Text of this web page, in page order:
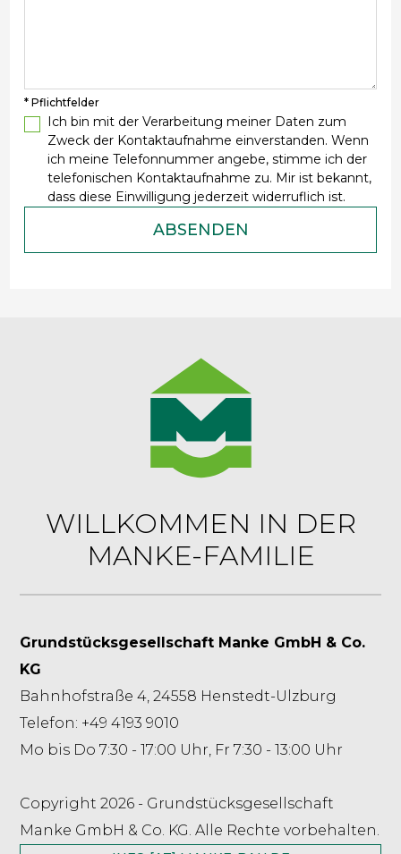
* Pflichtfelder
Ich bin mit der Verarbeitung meiner Daten zum
Zweck der Kontaktaufnahme einverstanden. Wenn
ich meine Telefonnummer angebe, stimme ich der
telefonischen Kontaktaufnahme zu. Mir ist bekannt,
dass diese Einwilligung jederzeit widerruflich ist.
WILLKOMMEN IN DER
MANKE-FAMILIE
Grundstücksgesellschaft Manke GmbH & Co.
KG
Bahnhofstraße 4, 24558 Henstedt-Ulzburg
Telefon: +49 4193 9010
Mo bis Do 7:30 - 17:00 Uhr, Fr 7:30 - 13:00 Uhr
Copyright 2026 - Grundstücksgesellschaft
Manke GmbH & Co. KG. Alle Rechte vorbehalten.